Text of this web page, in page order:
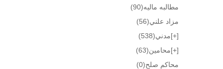
مطالبه ماليه(90)
مزاد علني(56)
[+]مدني(538)
[+]محامين(63)
محاكم صلح(0)